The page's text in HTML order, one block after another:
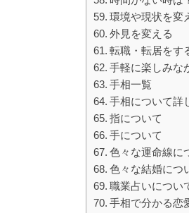
環境や現状を変
外見を変える
転職・転居をす
手軽に楽しみな
手相一覧
手相について詳
指について
手について
色々な運命線に
色々な結婚につ
職業占いについ
手相で分かる恋